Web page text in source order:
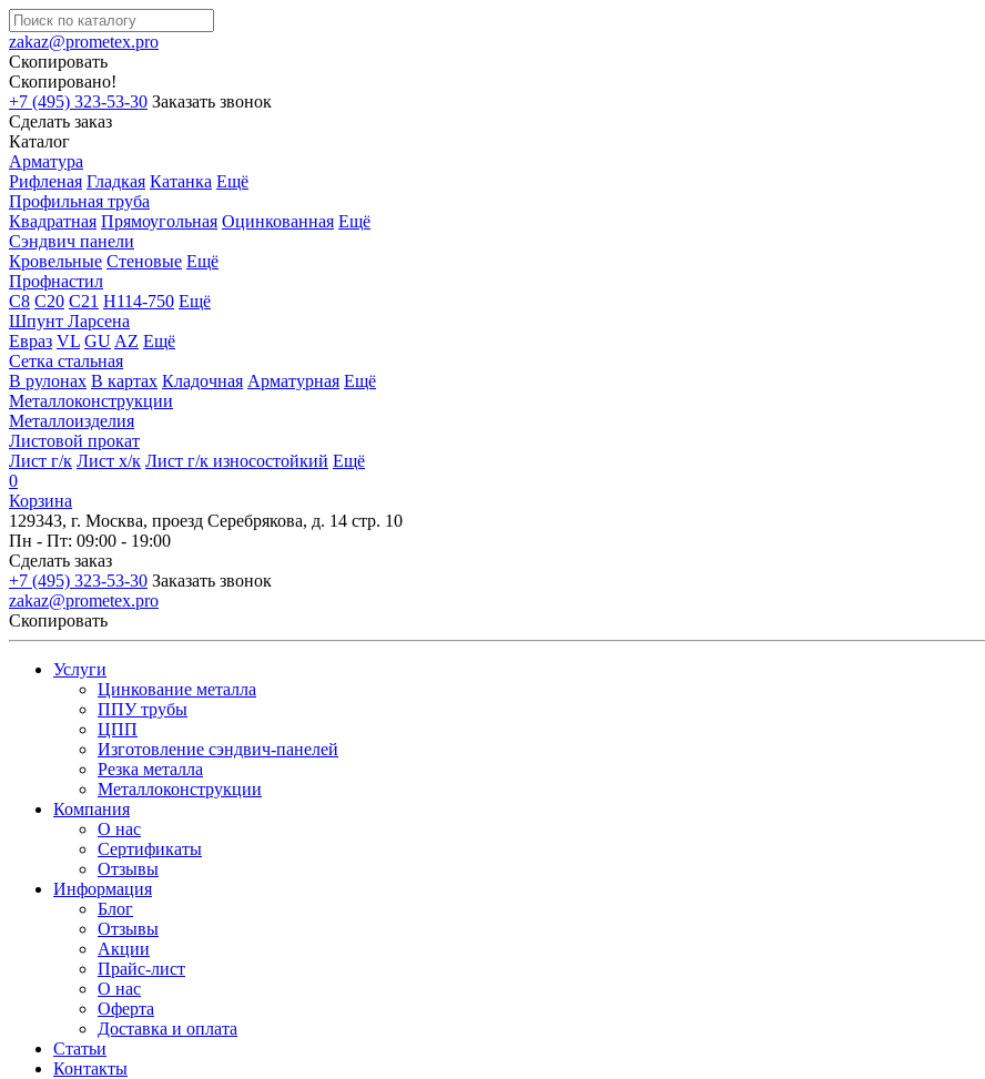
zakaz@prometex.pro
Скопировать
Скопировано!
+7 (495) 323-53-30 Заказать звонок
Сделать заказ
Каталог
Арматура
Рифленая Гладкая Катанка Ещё
Профильная труба
Квадратная Прямоугольная Оцинкованная Ещё
Сэндвич панели
Кровельные Стеновые Ещё
Профнастил
С8 С20 С21 Н114-750 Ещё
Шпунт Ларсена
Евраз VL GU AZ Ещё
Сетка стальная
В рулонах В картах Кладочная Арматурная Ещё
Металлоконструкции
Металлоизделия
Листовой прокат
Лист г/к Лист х/к Лист г/к износостойкий Ещё
0
Корзина
129343, г. Москва, проезд Серебрякова, д. 14 стр. 10
Пн - Пт: 09:00 - 19:00
Сделать заказ
+7 (495) 323-53-30 Заказать звонок
zakaz@prometex.pro
Скопировать
Услуги
Цинкование металла
ППУ трубы
ЦПП
Изготовление сэндвич-панелей
Резка металла
Металлоконструкции
Компания
О нас
Сертификаты
Отзывы
Информация
Блог
Отзывы
Акции
Прайс-лист
О нас
Оферта
Доставка и оплата
Статьи
Контакты